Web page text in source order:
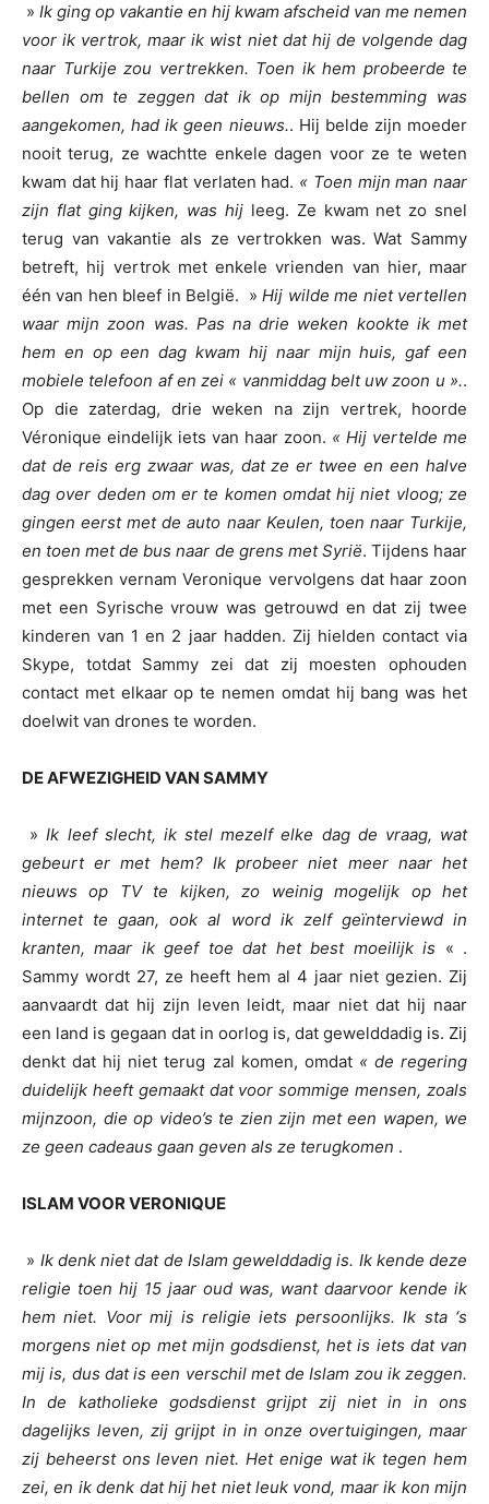
» Ik ging op vakantie en hij kwam afscheid van me nemen
voor ik vertrok, maar ik wist niet dat hij de volgende dag
naar Turkije zou vertrekken. Toen ik hem probeerde te
bellen om te zeggen dat ik op mijn bestemming was
aangekomen, had ik geen nieuws.. Hij belde zijn moeder
nooit terug, ze wachtte enkele dagen voor ze te weten
kwam dat hij haar flat verlaten had. « Toen mijn man naar
zijn flat ging kijken, was hij leeg. Ze kwam net zo snel
terug van vakantie als ze vertrokken was. Wat Sammy
betreft, hij vertrok met enkele vrienden van hier, maar
één van hen bleef in België. »Hij wilde me niet vertellen
waar mijn zoon was. Pas na drie weken kookte ik met
hem en op een dag kwam hij naar mijn huis, gaf een
mobiele telefoon af en zei « vanmiddag belt uw zoon u »..
Op die zaterdag, drie weken na zijn vertrek, hoorde
Véronique eindelijk iets van haar zoon. « Hij vertelde me
dat de reis erg zwaar was, dat ze er twee en een halve
dag over deden om er te komen omdat hij niet vloog; ze
gingen eerst met de auto naar Keulen, toen naar Turkije,
en toen met de bus naar de grens met Syrië. Tijdens haar
gesprekken vernam Veronique vervolgens dat haar zoon
met een Syrische vrouw was getrouwd en dat zij twee
kinderen van 1 en 2 jaar hadden. Zij hielden contact via
Skype, totdat Sammy zei dat zij moesten ophouden
contact met elkaar op te nemen omdat hij bang was het
doelwit van drones te worden.
DE AFWEZIGHEID VAN SAMMY
»Ik leef slecht, ik stel mezelf elke dag de vraag, wat
gebeurt er met hem? Ik probeer niet meer naar het
nieuws op TV te kijken, zo weinig mogelijk op het
internet te gaan, ook al word ik zelf geïnterviewd in
kranten, maar ik geef toe dat het best moeilijk is « .
Sammy wordt 27, ze heeft hem al 4 jaar niet gezien. Zij
aanvaardt dat hij zijn leven leidt, maar niet dat hij naar
een land is gegaan dat in oorlog is, dat gewelddadig is. Zij
denkt dat hij niet terug zal komen, omdat « de regering
duidelijk heeft gemaakt dat voor sommige mensen, zoals
mijnzoon, die op video’s te zien zijn met een wapen, we
ze geen cadeaus gaan geven als ze terugkomen .
ISLAM VOOR VERONIQUE
» Ik denk niet dat de Islam gewelddadig is. Ik kende deze
religie toen hij 15 jaar oud was, want daarvoor kende ik
hem niet. Voor mij is religie iets persoonlijks. Ik sta ‘s
morgens niet op met mijn godsdienst, het is iets dat van
mij is, dus dat is een verschil met de Islam zou ik zeggen.
In de katholieke godsdienst grijpt zij niet in in ons
dagelijks leven, zij grijpt in in onze overtuigingen, maar
zij beheerst ons leven niet. Het enige wat ik tegen hem
zei, en ik denk dat hij het niet leuk vond, maar ik kon mijn